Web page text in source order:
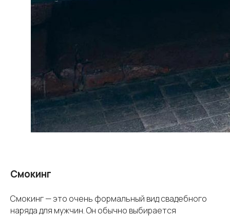
Смокинг
Смокинг — это очень формальный вид свадебного
наряда для мужчин. Он обычно выбирается